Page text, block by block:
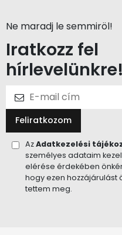
Ne maradj le semmiröl!
Iratkozz fel
hírlevelünkre!
Feliratkozom
AzAdatkezelési
személyes adataim
elérése érdekében
hogy ezen hozzájárulást
tettem meg.